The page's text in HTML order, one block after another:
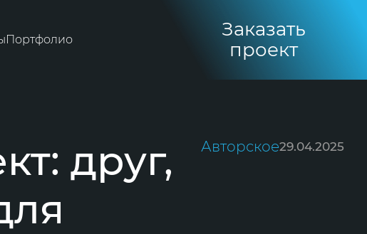
Портфолио
Заказать
проект
друг,
Авторское29.04.2025